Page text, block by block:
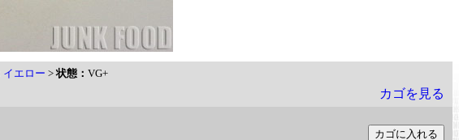
イエロー >状態： VG+
カゴを見る